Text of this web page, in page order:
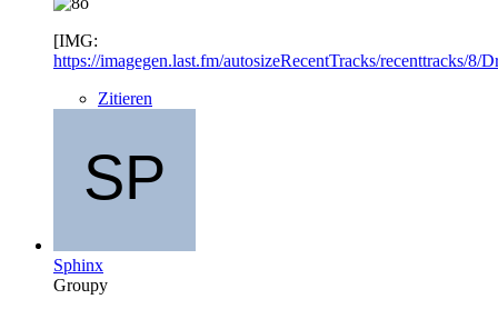
[IMG:
https://imagegen.last.fm/autosizeRecentTracks/recenttracks/8/
Zitieren
Sphinx
Groupy